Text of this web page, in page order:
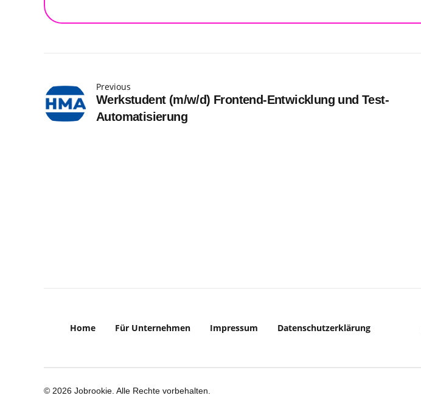
Previous
Werkstudent (m/w/d) Frontend-Entwicklung und Test-
Automatisierung
Home Für Unternehmen Impressum Datenschutzerklärung
© 2026 Jobrookie. Alle Rechte vorbehalten.